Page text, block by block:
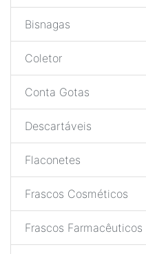
Bisnagas
Coletor
Conta Gotas
Descartáveis
Flaconetes
Frascos Cosméticos
Frascos Farmacêuticos